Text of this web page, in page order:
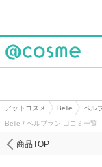
アットコスメ Belle ベル
Belle / ベルブラン 口コミ一覧
商品TOP